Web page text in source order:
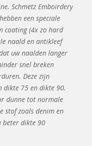
Schmetz Emboirdery
een speciale
coating (4x zo hard
naald en antikleef
uw naalden langer
snel breken
Deze zijn
dikte 75 en dikte 90.
dunne tot normale
stof zoals denim en
beter dikte 90